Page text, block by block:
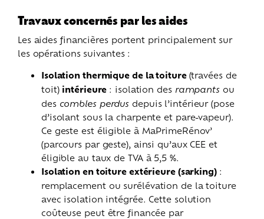
Travaux concernés par les aides
Les aides financières portent principalement sur
les opérations suivantes :
Isolation thermique de la toiture (travées de
toit) intérieure : isolation des rampants ou
des combles perdus depuis l’intérieur (pose
d’isolant sous la charpente et pare-vapeur).
Ce geste est éligible à MaPrimeRénov’
(parcours par geste), ainsi qu’aux CEE et
éligible au taux de TVA à 5,5 %.
Isolation en toiture extérieure (sarking) :
remplacement ou surélévation de la toiture
avec isolation intégrée. Cette solution
coûteuse peut être financée par